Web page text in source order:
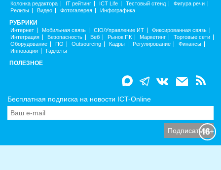
Колонка редактора
IT рейтинг ICT Life Тестовый стенд
Фигура речи
Релизы
Видео Фотогалерея Инфографика
РУБРИКИ
Интернет Мобильная связь CIO/Управление ИТ
Фиксированная связь
Интеграция
Безопасность Веб Рынок ПК Маркетинг
Торговые сети
Оборудование
ПО Outsourcing Кадры Регулирование
Финансы
Инновации
Гаджеты
ПОЛЕЗНОЕ
Бесплатная подписка на новости ICT-Online